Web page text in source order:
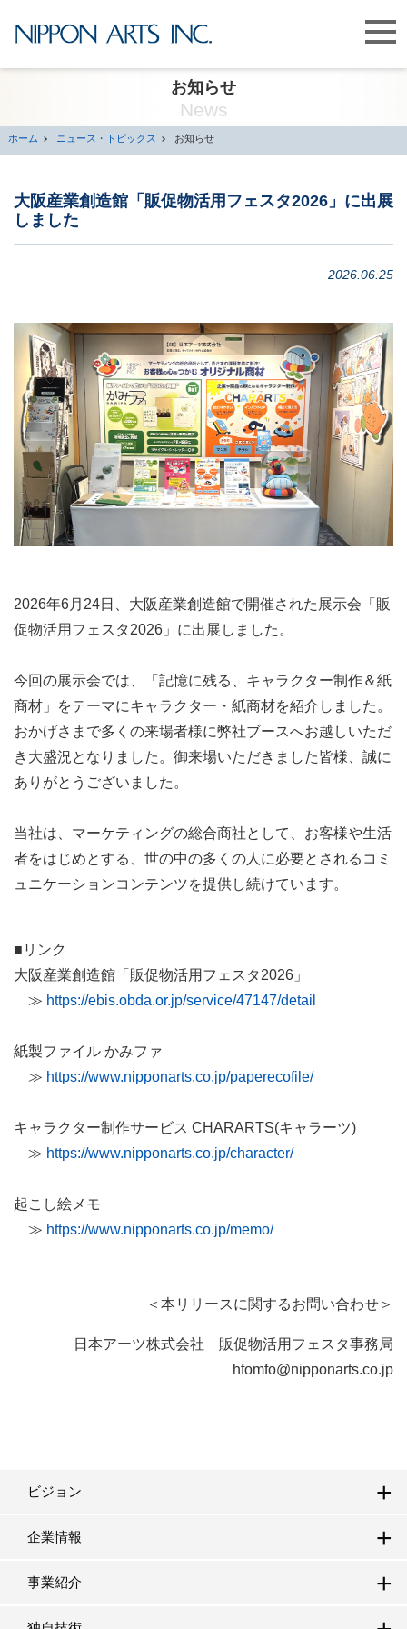
お知らせ
News
ホーム ニュース・トピックス お知らせ
大阪産業創造館「販促物活用フェスタ2026」に出展
しました
2026.06.25
2026年6月24日、大阪産業創造館で開催された展示会「販
促物活用フェスタ2026」に出展しました。
今回の展示会では、「記憶に残る、キャラクター制作＆紙
商材」をテーマにキャラクター・紙商材を紹介しました。
おかげさまで多くの来場者様に弊社ブースへお越しいただ
き大盛況となりました。御来場いただきました皆様、誠に
ありがとうございました。
当社は、マーケティングの総合商社として、お客様や生活
者をはじめとする、世の中の多くの人に必要とされるコミ
ュニケーションコンテンツを提供し続けています。
■リンク
大阪産業創造館「販促物活用フェスタ2026」
≫ https://ebis.obda.or.jp/service/47147/detail
紙製ファイル かみファ
≫ https://www.nipponarts.co.jp/paperecofile/
キャラクター制作サービス CHARARTS(キャラーツ)
≫ https://www.nipponarts.co.jp/character/
起こし絵メモ
≫ https://www.nipponarts.co.jp/memo/
＜本リリースに関するお問い合わせ＞
日本アーツ株式会社 販促物活用フェスタ事務局
hfomfo@nipponarts.co.jp
ビジョン
企業情報
事業紹介